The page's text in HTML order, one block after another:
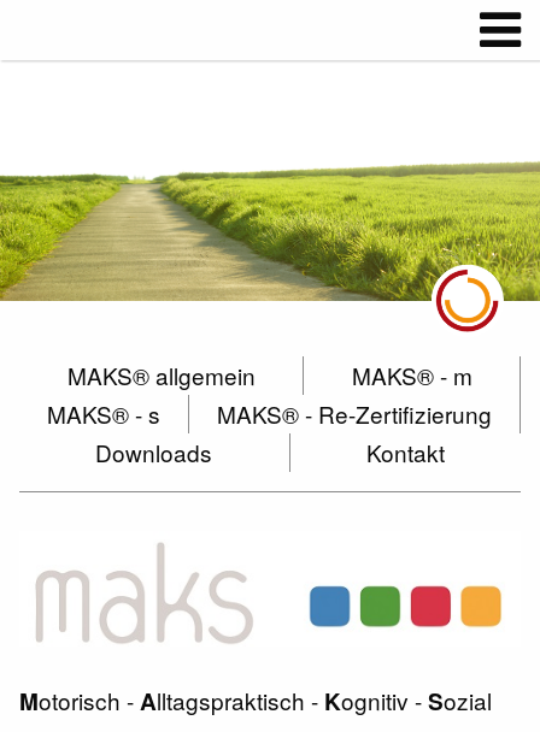
MAKS® allgemein
MAKS® - m
MAKS® - s
MAKS® - Re-Zertifizierung
Downloads
Kontakt
Motorisch -Alltagspraktisch - Kognitiv -Sozial